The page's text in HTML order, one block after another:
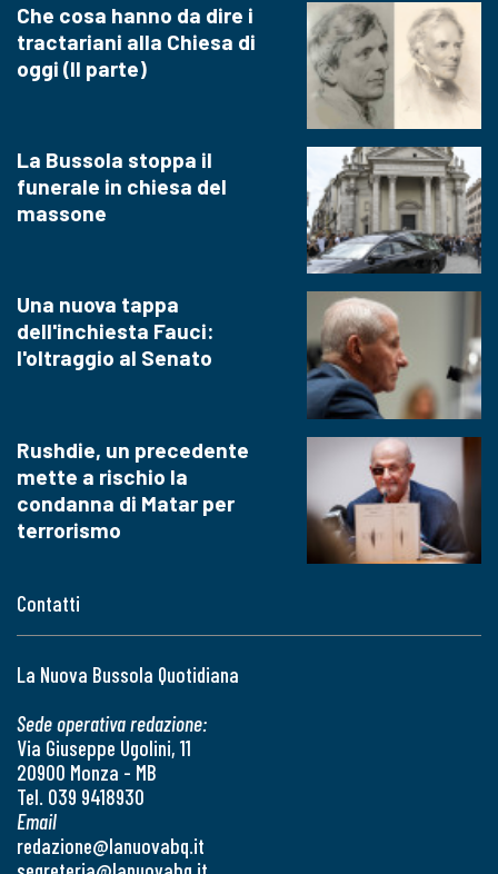
Contatti
La Nuova Bussola Quotidiana
Sede operativa redazione:
Via Giuseppe Ugolini, 11
20900 Monza - MB
Tel. 039 9418930
Email
redazione@lanuovabq.it
Che cosa hanno da dire i
tractariani alla Chiesa di
oggi (II parte)
La Bussola stoppa il
funerale in chiesa del
massone
Una nuova tappa
dell'inchiesta Fauci:
l'oltraggio al Senato
Rushdie, un precedente
mette a rischio la
condanna di Matar per
terrorismo